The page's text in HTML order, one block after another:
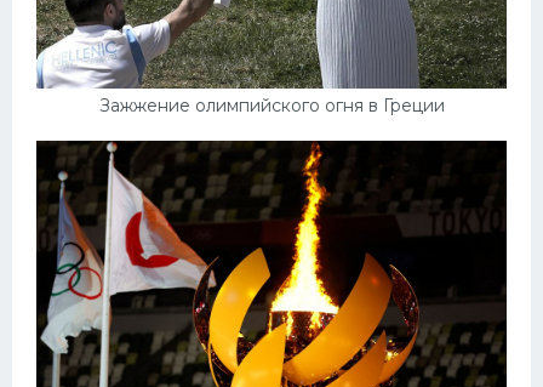
Зажжение олимпийского огня в Греции